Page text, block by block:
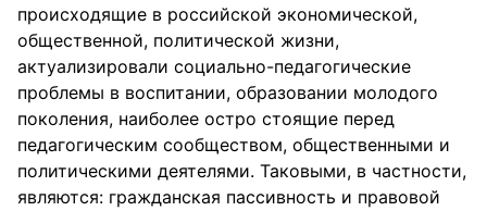
происходящие в российской экономической,
общественной, политической жизни,
актуализировали социально-педагогические
проблемы в воспитании, образовании молодого
поколения, наиболее остро стоящие перед
педагогическим сообществом, общественными и
политическими деятелями. Таковыми, в частности,
являются: гражданская пассивность и правовой